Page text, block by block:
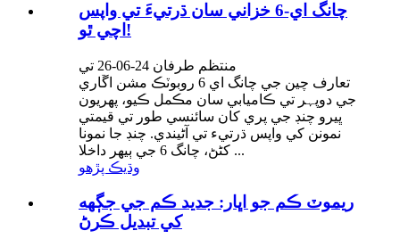
چانگ اي-6 خزاني سان ڌرتيءَ تي واپس
اچي ٿو!
منتظم طرفان 24-06-26 تي
تعارف چين جي چانگ اي 6 روبوٽڪ مشن اڱاري
جي دوپہر تي ڪاميابي سان مڪمل ڪيو، پهريون
ڀيرو چنڊ جي پري کان سائنسي طور تي قيمتي
نمونن کي واپس ڌرتيء تي آڻيندي. چنڊ جا نمونا
کڻڻ، چانگ 6 جي ٻيهر داخلا ...
وڌيڪ پڙهو
ريموٽ ڪم جو اڀار: جديد ڪم جي جڳهه
کي تبديل ڪرڻ